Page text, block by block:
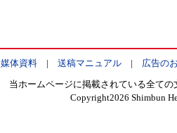
媒体資料| 送稿マニュアル| 広告の
当ホームページに掲載されている全て
Copyright2026 Shimbun